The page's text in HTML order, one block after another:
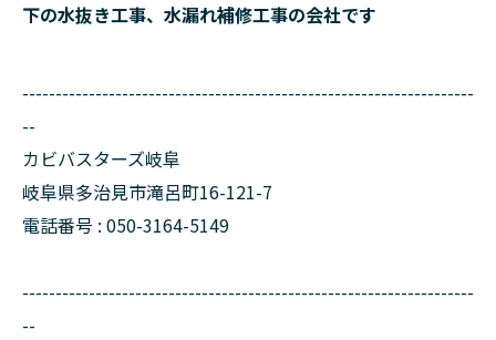
下の水抜き工事、水漏れ補修工事の会社です
--------------------------------------------------------------------
--
カビバスターズ岐阜
岐阜県多治見市滝呂町16-121-7
電話番号 : 050-3164-5149
--------------------------------------------------------------------
--